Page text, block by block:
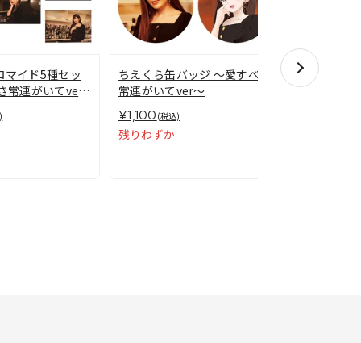
マイド5種セッ
常連がいてver
ちえくら缶バッジ ～愛すべき
常連がいてver～
¥1,100 (税込)
残りわずか